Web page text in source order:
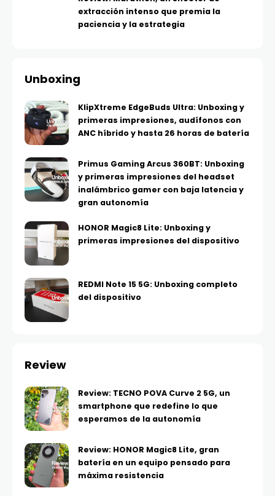
extracción intenso que premia la
paciencia y la estrategia
Unboxing
KlipXtreme EdgeBuds Ultra: Unboxing y
primeras impresiones, audífonos con
ANC híbrido y hasta 26 horas de batería
Primus Gaming Arcus 360BT: Unboxing
y primeras impresiones del headset
inalámbrico gamer con baja latencia y
gran autonomía
HONOR Magic8 Lite: Unboxing y
primeras impresiones del dispositivo
REDMI Note 15 5G: Unboxing completo
del dispositivo
Review
Review: TECNO POVA Curve 2 5G, un
smartphone que redefine lo que
esperamos de la autonomía
Review: HONOR Magic8 Lite, gran
batería en un equipo pensado para
máxima resistencia